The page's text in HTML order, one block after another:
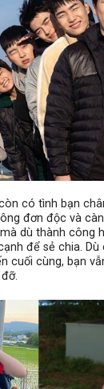
có tình bạn
đơn độc và
dù thành công
để sẻ chia.
cuối cùng, bạn